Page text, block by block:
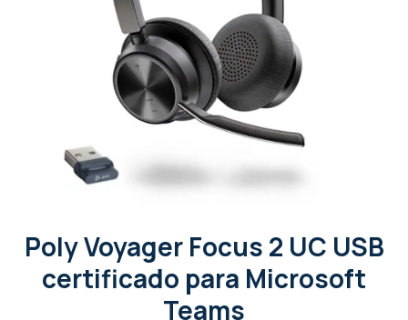
Poly Voyager Focus 2 UC USB
certificado para Microsoft
Teams